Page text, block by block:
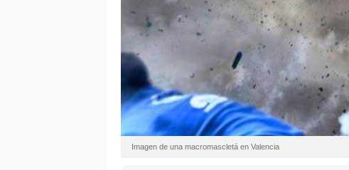
Imagen de una macromascletá en Valencia